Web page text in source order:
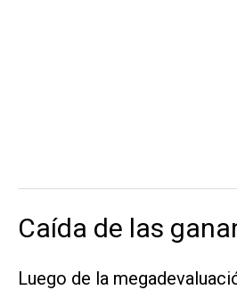
Caída de las
Luego de la